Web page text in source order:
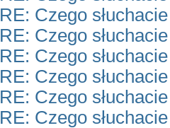
RE: Czego
RE: Czego
RE: Czego
RE: Czego
RE: Czego
RE: Czego